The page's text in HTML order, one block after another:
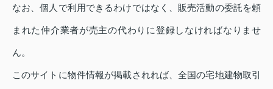
なお、個人で利用できるわけではなく、販売活動の委託を頼
まれた仲介業者が売主の代わりに登録しなければなりませ
ん。
このサイトに物件情報が掲載されれば、全国の宅地建物取引